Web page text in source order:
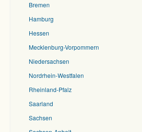
Bremen
Hamburg
Hessen
Mecklenburg-Vorpommern
Niedersachsen
Nordrhein-Westfalen
Rheinland-Pfalz
Saarland
Sachsen